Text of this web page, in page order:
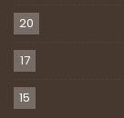
20
17
15